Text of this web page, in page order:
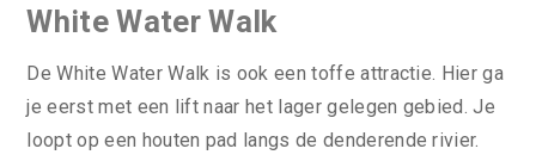
White Water Walk
De White Water Walk is ook een toffe attractie. Hier ga
je eerst met een lift naar het lager gelegen gebied. Je
loopt op een houten pad langs de denderende rivier.